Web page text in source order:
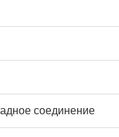
соединение